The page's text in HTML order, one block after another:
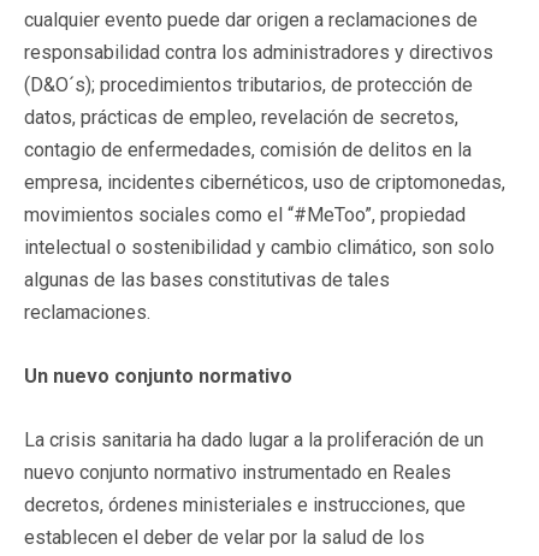
cualquier evento puede dar origen a reclamaciones de
responsabilidad contra los administradores y directivos
(D&O´s); procedimientos tributarios, de protección de
datos, prácticas de empleo, revelación de secretos,
contagio de enfermedades, comisión de delitos en la
empresa, incidentes cibernéticos, uso de criptomonedas,
movimientos sociales como el “#MeToo”, propiedad
intelectual o sostenibilidad y cambio climático, son solo
algunas de las bases constitutivas de tales
reclamaciones.
Un nuevo conjunto normativo
La crisis sanitaria ha dado lugar a la proliferación de un
nuevo conjunto normativo instrumentado en Reales
decretos, órdenes ministeriales e instrucciones, que
establecen el deber de velar por la salud de los